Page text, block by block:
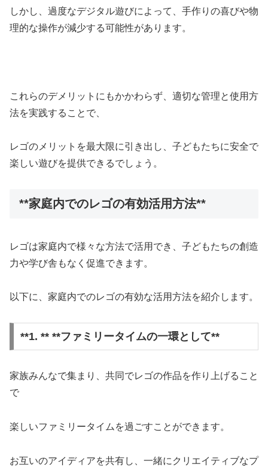
しかし、過度なデジタル遊びによって、手作りの喜びや物
理的な操作が減少する可能性があります。
これらのデメリットにもかかわらず、適切な管理と使用方
法を実践することで、
レゴのメリットを最大限に引き出し、子どもたちに安全で
楽しい遊びを提供できるでしょう。
**家庭内でのレゴの有効活用方法**
レゴは家庭内で様々な方法で活用でき、子どもたちの創造
力や学び舎もなく促進できます。
以下に、家庭内でのレゴの有効な活用方法を紹介します。
**1. ** **ファミリータイムの一環として**
家族みんなで集まり、共同でレゴの作品を作り上げること
で
楽しいファミリータイムを過ごすことができます。
お互いのアイディアを共有し、一緒にクリエイティブなプ